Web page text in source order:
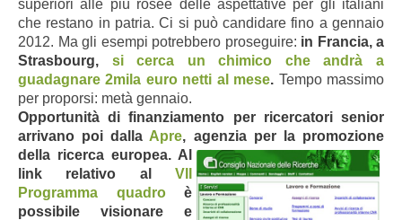
superiori alle più rosee delle aspettative per gli italiani
che restano in patria. Ci si può candidare fino a gennaio
2012. Ma gli esempi potrebbero proseguire: in Francia, a
Strasbourg, si cerca un chimico che andrà a
guadagnare 2mila euro netti al mese. Tempo massimo
per proporsi: metà gennaio.
Opportunità di finanziamento per ricercatori senior
arrivano poi dalla Apre, agenzia per la promozione
della ricerca europea. Al
link relativo al VII
Programma quadroè
possibile visionare e